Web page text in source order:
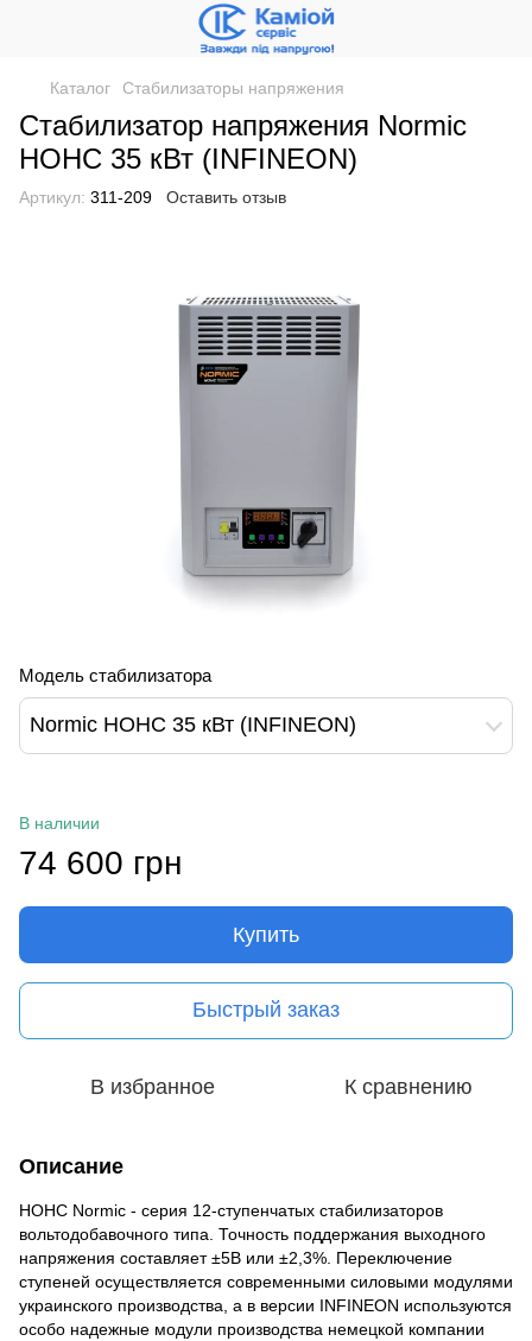
Каталог Стабилизаторы напряжения
Стабилизатор напряжения Normic
НОНС 35 кВт (INFINEON)
Артикул: 311-209 Оставить отзыв
Модель стабилизатора
Normic НОНС 35 кВт (INFINEON)
В наличии
74 600 грн
Купить
Быстрый заказ
В избранное К сравнению
Описание
НОНС Normic - серия 12-ступенчатых стабилизаторов
вольтодобавочного типа. Точность поддержания выходного
напряжения составляет ±5В или ±2,3%. Переключение
ступеней осуществляется современными силовыми модулями
украинского производства, а в версии INFINEON используются
особо надежные модули производства немецкой компании